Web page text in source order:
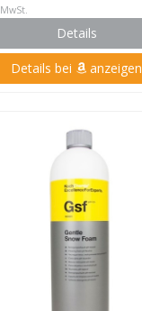
Details
Details bei anzeigen